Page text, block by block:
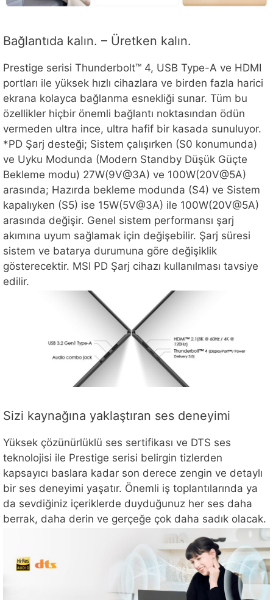
Bağlantıda kalın. – Üretken kalın.
Prestige serisi Thunderbolt™ 4, USB Type-A ve HDMI
portları ile yüksek hızlı cihazlara ve birden fazla harici
ekrana kolayca bağlanma esnekliği sunar. Tüm bu
özellikler hiçbir önemli bağlantı noktasından ödün
vermeden ultra ince, ultra hafif bir kasada sunuluyor.
*PD Şarj desteği; Sistem çalışırken (S0 konumunda)
ve Uyku Modunda (Modern Standby Düşük Güçte
Bekleme modu) 27W(9V@3A) ve 100W(20V@5A)
arasında; Hazırda bekleme modunda (S4) ve Sistem
kapalıyken (S5) ise 15W(5V@3A) ile 100W(20V@5A)
arasında değişir. Genel sistem performansı şarj
akımına uyum sağlamak için değişebilir. Şarj süresi
sistem ve batarya durumuna göre değişiklik
gösterecektir. MSI PD Şarj cihazı kullanılması tavsiye
edilir.
Sizi kaynağına yaklaştıran ses deneyimi
Yüksek çözünürlüklü ses sertifikası ve DTS ses
teknolojisi ile Prestige serisi belirgin tizlerden
kapsayıcı baslara kadar son derece zengin ve detaylı
bir ses deneyimi yaşatır. Önemli iş toplantılarında ya
da sevdiğiniz içeriklerde duyduğunuz her ses daha
berrak, daha derin ve gerçeğe çok daha sadık olacak.